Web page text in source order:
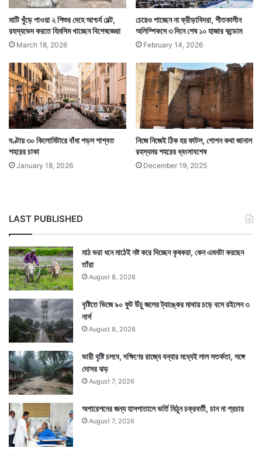
মাটি খুঁড়ে পাওয়া ২ শিশুর দেহে আশ্চর্য বেল্ট,
রহস্যভেদ করতে হিমসিম খাচ্ছেন বিশেষজ্ঞেরা
March 18, 2026
চেয়েও পাচ্ছেন না ক্রীড়াবিদরা, শীতকালীন
অলিম্পিকসে ৩ দিনে শেষ ১০ হাজার কন্ডোম
February 14, 2026
ঘণ্টায় ৩০ কিলোমিটারে বাঁধা পড়ল শাশ্বত
শহরের চাকা
January 18, 2026
নিজে নিজেই ঠিক হয় ফাটল, গোপন কথা জানাল
রহস্যময় শহরের ধ্বংসাবশেষ
December 19, 2025
LAST PUBLISHED
মাঠ ভরা ধনে মাঠেই নষ্ট করে দিচ্ছেন কৃষকরা, কেন এমনটা করছেন
তাঁরা
August 8, 2026
বৃষ্টিতে ভিজে ৯০ ফুট উঁচু জলের ট্যাঙ্কের মাথায় চড়ে বসে রইলেন ৩
নার্স
August 8, 2026
ভারী বৃষ্টি চলবে, দক্ষিণের রাজ্যে বন্যার মধ্যেই লাল সতর্কতা, সঙ্গে
দোসর ঝড়
August 7, 2026
অপারেশনের জন্য হাসপাতালে ভর্তি মিঠুন চক্রবর্তী, চান না প্রচার
August 7, 2026